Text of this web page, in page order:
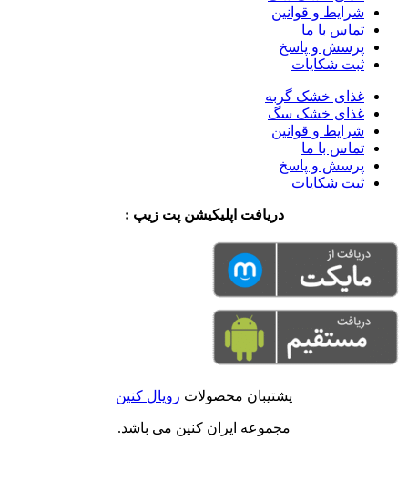
شرایط و قوانین
تماس با ما
پرسش و پاسخ
ثبت شکایات
غذای خشک گربه
غذای خشک سگ
شرایط و قوانین
تماس با ما
پرسش و پاسخ
ثبت شکایات
دریافت اپلیکیشن پت زیپ :
پشتیبان محصولات رویال کنین
مجموعه ایران کنین می باشد.